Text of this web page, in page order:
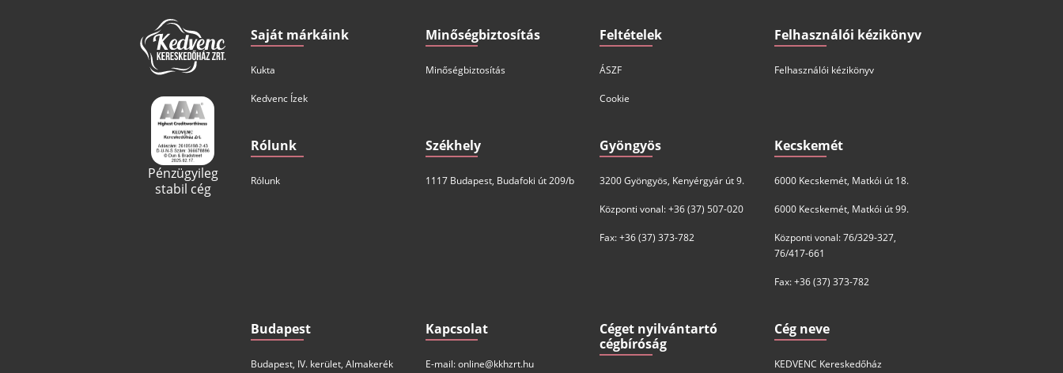
Pénzügyileg
stabil cég
Saját márkáink
Kukta
Kedvenc Ízek
Minőségbiztosítás
Minőségbiztosítás
Feltételek
ÁSZF
Cookie
Felhasználói kézikönyv
Felhasználói kézikönyv
Rólunk
Rólunk
Székhely
1117 Budapest, Budafoki út 209/b
Gyöngyös
3200 Gyöngyös, Kenyérgyár út 9.
Központi vonal: +36 (37) 507-020
Fax: +36 (37) 373-782
Kecskemét
6000 Kecskemét, Matkói út 18.
6000 Kecskemét, Matkói út 99.
Központi vonal: 76/329-327,
76/417-661
Fax: +36 (37) 373-782
Budapest
Budapest, IV. kerület, Almakerék
Kapcsolat
E-mail: online@kkhzrt.hu
Céget nyilvántartó
cégbíróság
Cég neve
KEDVENC Kereskedőház